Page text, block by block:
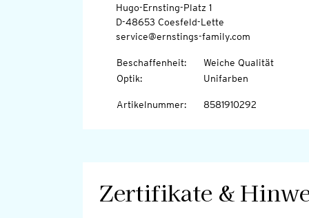
Hugo-Ernsting-Platz 1
D-48653 Coesfeld-Lette
service@ernstings-family.com
Beschaffenheit:
Weiche Qualität
Optik: Unifarben
Artikelnummer: 8581910292
Zertifikate &